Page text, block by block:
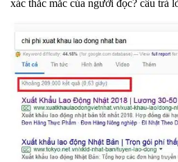
xác thắc mắc của người đọc? câu trả